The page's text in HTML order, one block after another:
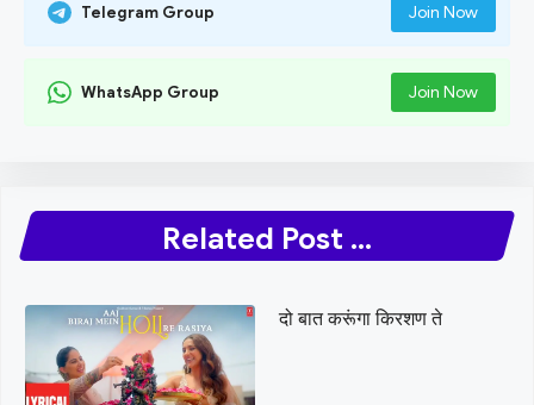
Telegram Group Join Now
WhatsApp Group Join Now
Related Post ...
दो बात करूंगा किरशण ते